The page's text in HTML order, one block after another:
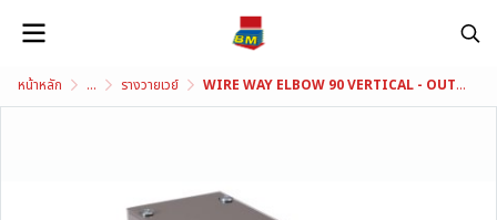
หน้าหลัก ... รางวายเวย์ WIRE WAY ELBOW 90 VERTICAL - OUTSIDE